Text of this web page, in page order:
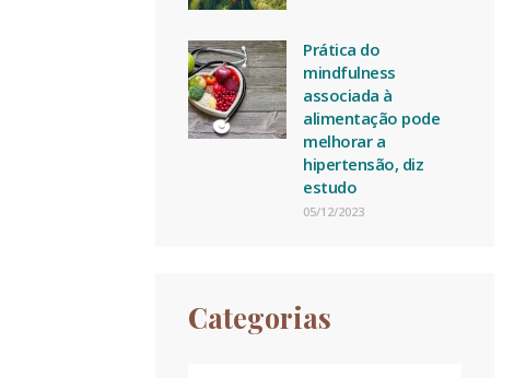
Prática do
mindfulness
associada à
alimentação pode
melhorar a
hipertensão, diz
estudo
05/12/2023
Categorias